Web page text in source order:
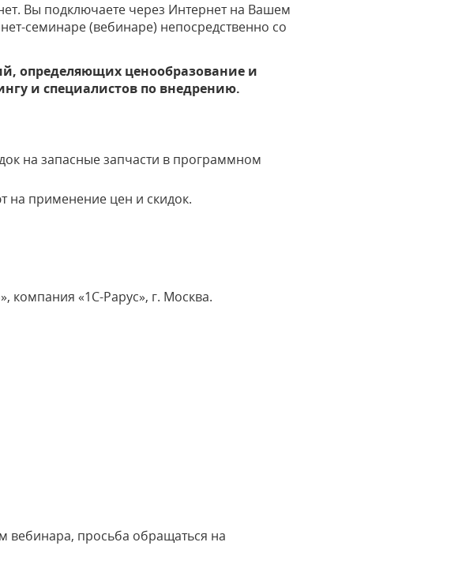
Вы подключаете через Интернет на Вашем
семинаре (вебинаре) непосредственно со
определяющих ценообразование и
и специалистов по внедрению.
на запасные запчасти в программном
на применение цен и скидок.
компания «1С-Рарус», г. Москва.
вебинара, просьба обращаться на